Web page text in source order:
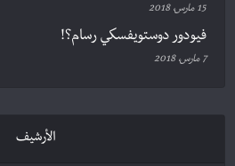
15 مارس، 2018
فيودور دوستويفسكي رسام؟!
7 مارس، 2018
الأرشيف